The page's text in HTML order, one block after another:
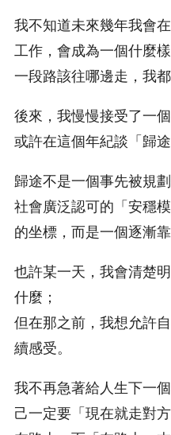
我不知道未來幾年我會
工作，會成為一個什麼
一段路該往哪邊走，我
後來，我慢慢接受了一個
或許在這個年紀談「歸
歸途不是一個事先被規
社會廣泛認可的「安穩
的坐標，而是一個逐漸
也許某一天，我會清楚
什麼；
但在那之前，我想允許
續感受。
我不再急著給人生下一
己一定要「現在就走對